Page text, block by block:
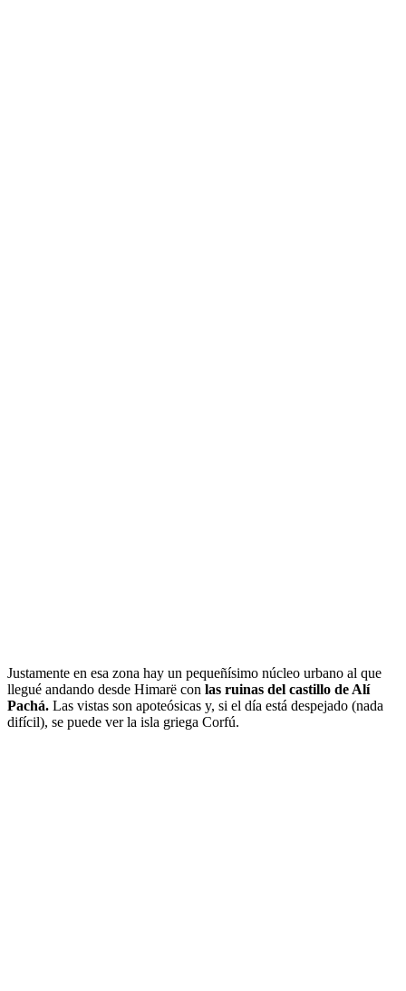
Justamente en esa zona hay un pequeñísimo núcleo urbano al que
llegué andando desde Himarë con las ruinas del castillo de Alí
Pachá. Las vistas son apoteósicas y, si el día está despejado (nada
difícil), se puede ver la isla griega Corfú.